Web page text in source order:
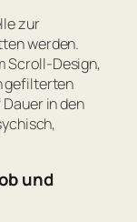
zur
werden.
Scroll-Design,
gefilterten
in den
und